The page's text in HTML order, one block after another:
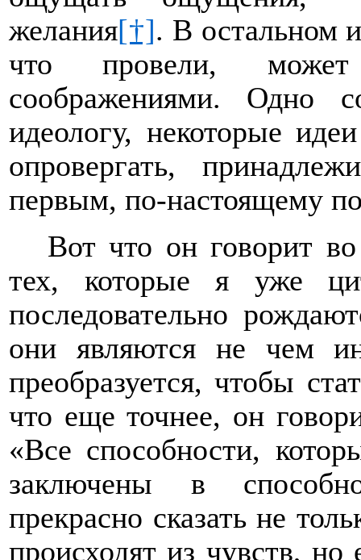
желания[†]. В остальном
что провели,
соображениями. Одно
идеологу, некоторые
опровергать,
первым, по-настоящему
Вот что он говорит
тех, которые я уже
последовательно
они являются не чем
преобразуется, чтобы
что еще точнее, он
«Все способности,
заключены в
прекрасно сказать не
происходят из чувств,